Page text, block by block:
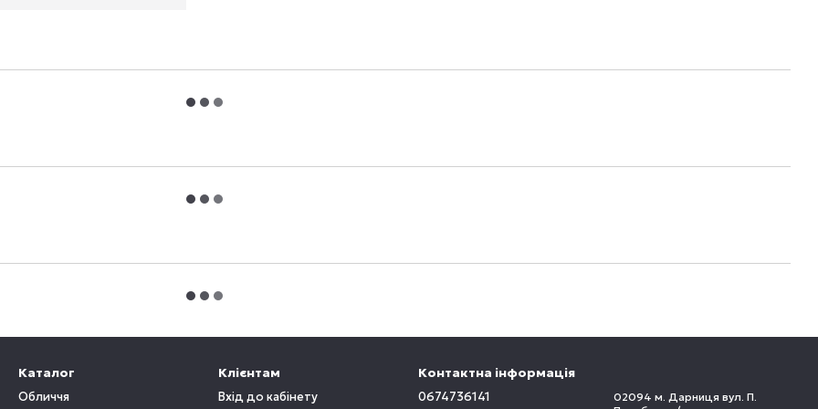
Каталог
Обличчя
Клієнтам
Вхід до кабінету
Контактна інформація
0674736141
02094 м. Дарниця вул. П.